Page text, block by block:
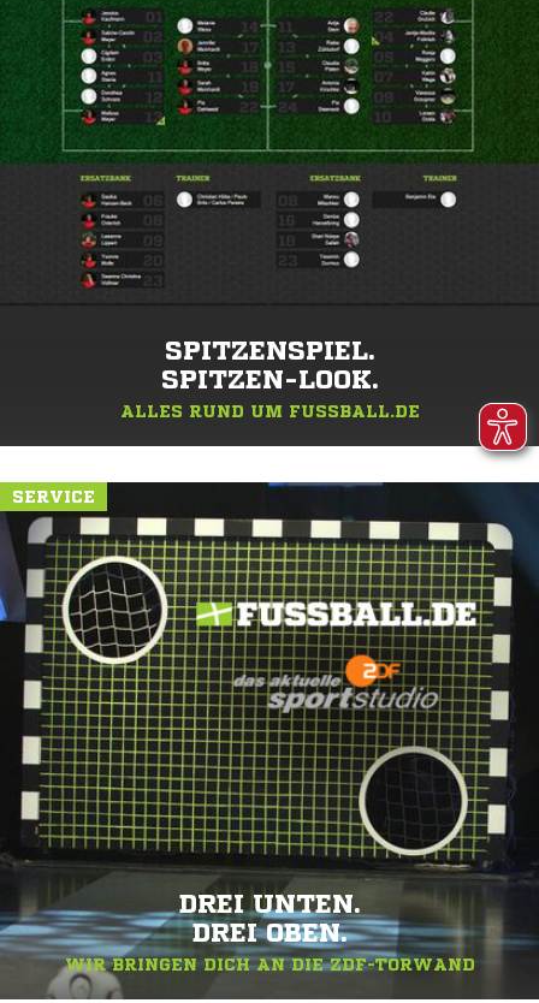
SPITZENSPIEL.
SPITZEN-LOOK.
ALLES RUND UM FUSSBALL.DE
SERVICE
DREI UNTEN.
DREI OBEN.
WIR BRINGEN DICH AN DIE ZDF-TORWAND